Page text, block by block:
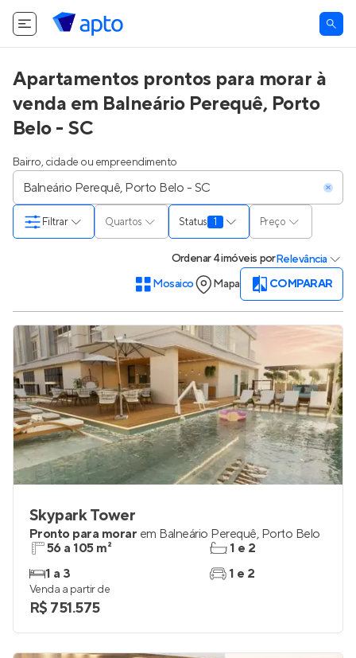
Apartamentos prontos para morar à
venda em Balneário Perequê, Porto
Belo - SC
Bairro, cidade ou empreendimento
Quartos Status 1 Preço
Filtrar
Ordenar4 imóveis porRelevância
Mosaico
Mapa COMPARAR
Skypark Tower
Pronto para morar em Balneário Perequê, Porto Belo
56 a 105 m²
1 a 3
1 e 2
1 e 2
Venda a partir de
R$ 751.575